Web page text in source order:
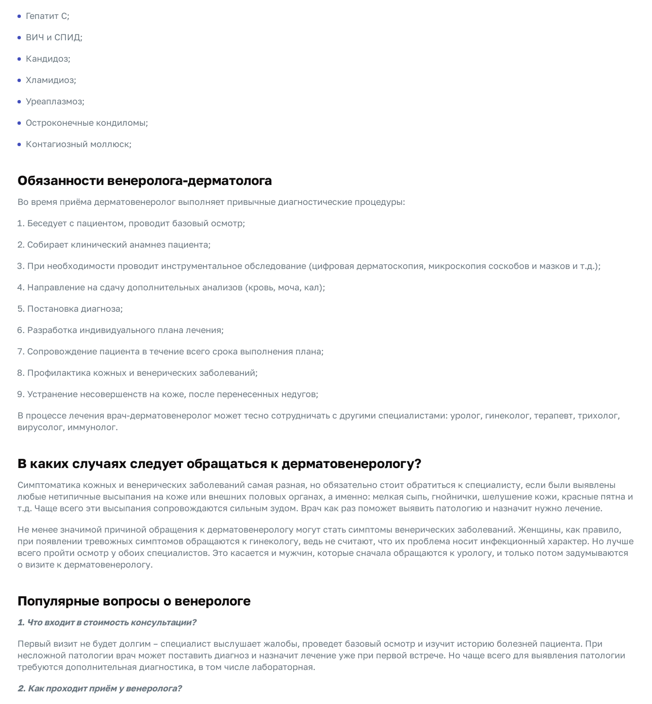
Гепатит С;
ВИЧ и СПИД;
Кандидоз;
Хламидиоз;
Уреаплазмоз;
Остроконечные кондиломы;
Контагиозный моллюск;
Обязанности венеролога-дерматолога
Во время приёма дерматовенеролог выполняет привычные диагностические процедуры:
Беседует с пациентом, проводит базовый осмотр;
Собирает клинический анамнез пациента;
При необходимости проводит инструментальное обследование (цифровая дерматоскопия, микроскопия соскобов и мазков и т.д.);
Направление на сдачу дополнительных анализов (кровь, моча, кал);
Постановка диагноза;
Разработка индивидуального плана лечения;
Сопровождение пациента в течение всего срока выполнения плана;
Профилактика кожных и венерических заболеваний;
Устранение несовершенств на коже, после перенесенных недугов;
В процессе лечения врач-дерматовенеролог может тесно сотрудничать с другими специалистами: уролог, гинеколог, терапевт, трихолог,
вирусолог, иммунолог.
В каких случаях следует обращаться к дерматовенерологу?
Симптоматика кожных и венерических заболеваний самая разная, но обязательно стоит обратиться к специалисту, если были выявлены
любые нетипичные высыпания на коже или внешних половых органах, а именно: мелкая сыпь, гнойнички, шелушение кожи, красные пятна и
т.д. Чаще всего эти высыпания сопровождаются сильным зудом. Врач как раз поможет выявить патологию и назначит нужно лечение.
Не менее значимой причиной обращения к дерматовенерологу могут стать симптомы венерических заболеваний. Женщины, как правило,
при появлении тревожных симптомов обращаются к гинекологу, ведь не считают, что их проблема носит инфекционный характер. Но лучше
всего пройти осмотр у обоих специалистов. Это касается и мужчин, которые сначала обращаются к урологу, и только потом задумываются
о визите к дерматовенерологу.
Популярные вопросы о венерологе
1. Что входит в стоимость консультации?
Первый визит не будет долгим – специалист выслушает жалобы, проведет базовый осмотр и изучит историю болезней пациента. При
несложной патологии врач может поставить диагноз и назначит лечение уже при первой встрече. Но чаще всего для выявления патологии
требуются дополнительная диагностика, в том числе лабораторная.
2. Как проходит приём у венеролога?